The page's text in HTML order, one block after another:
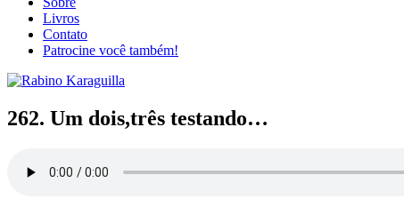
Livros
Contato
Patrocine você também!
262. Um dois,três testando…